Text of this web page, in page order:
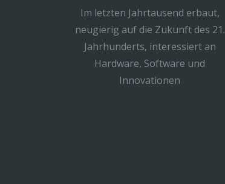
Im letzten Jahrtausend erbaut,
neugierig auf die Zukunft des 21.
Jahrhunderts, interessiert an
Hardware, Software und
Innovationen